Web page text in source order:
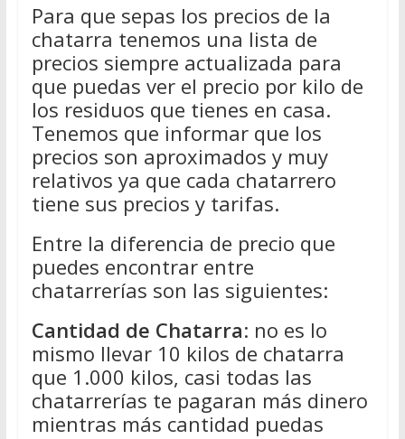
Para que sepas los precios de la
chatarra tenemos una lista de
precios siempre actualizada para
que puedas ver el precio por kilo de
los residuos que tienes en casa.
Tenemos que informar que los
precios son aproximados y muy
relativos ya que cada chatarrero
tiene sus precios y tarifas.
Entre la diferencia de precio que
puedes encontrar entre
chatarrerías son las siguientes:
Cantidad de Chatarra: no es lo
mismo llevar 10 kilos de chatarra
que 1.000 kilos, casi todas las
chatarrerías te pagaran más dinero
mientras más cantidad puedas